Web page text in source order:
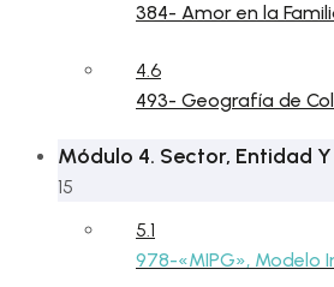
384- Amor en la
4.6
493- Geografía de
Módulo 4. Sector, Entidad
15
5.1
978-«MIPG», Modelo